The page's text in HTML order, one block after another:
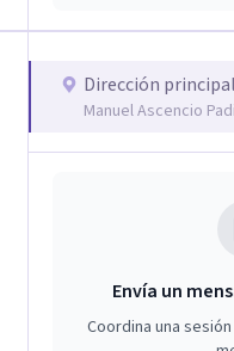
Dirección principal
Manuel Ascencio
Envía un
Coordina una